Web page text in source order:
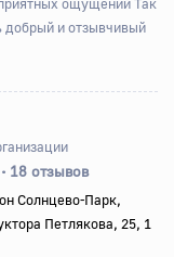
добрый и отзывчивый
• 18 отзывов
Солнцево-Парк,
Петлякова, 25, 1